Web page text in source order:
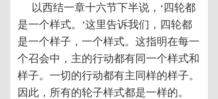
以西结一章十六节下半说，‘四轮都
是一个样式。’这里告诉我们，四轮都
是一个样子，一个样式。这指明在每一
个召会中，主的行动都有同一个样式和
样子。一切的行动都有主同样的样子。
因此，所有的轮子样式都是一样的。